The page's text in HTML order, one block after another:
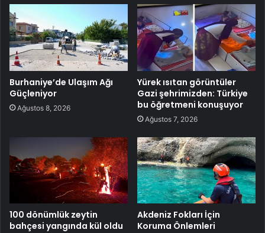
Burhaniye’de Ulaşım Ağı
Güçleniyor
Ağustos 8, 2026
Yürek ısıtan görüntüler
Gazi şehrimizden: Türkiye
bu öğretmeni konuşuyor
Ağustos 7, 2026
100 dönümlük zeytin
bahçesi yangında kül oldu
Akdeniz Fokları İçin
Koruma Önlemleri